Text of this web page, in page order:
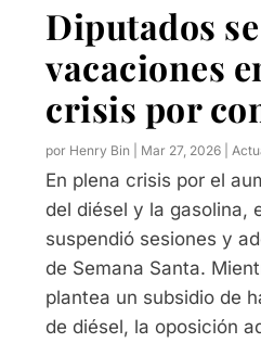
Diputados
vacaciones
crisis por
por Henry Bin Mar 27, 2026
En plena crisis por el
del diésel y la gasolina,
suspendió sesiones y
de Semana Santa.
plantea un subsidio de
de diésel, la oposición